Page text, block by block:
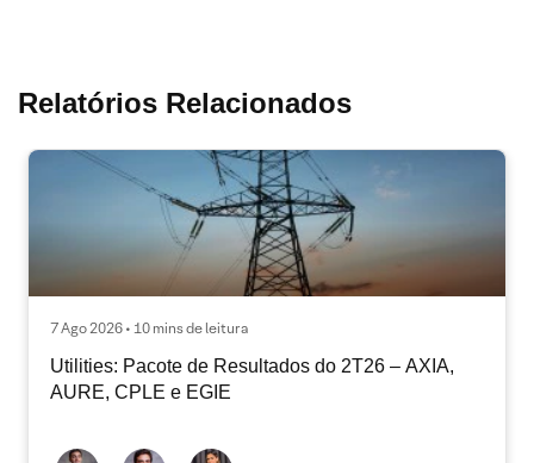
Relatórios Relacionados
7 Ago 2026 • 10 mins de leitura
Utilities: Pacote de Resultados do 2T26 – AXIA,
AURE, CPLE e EGIE